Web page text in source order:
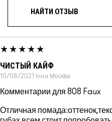
ЧИСТЫЙ КАЙФ
10/08/2021 Inna Москва
Комментарии для 808 Faux
Отличная